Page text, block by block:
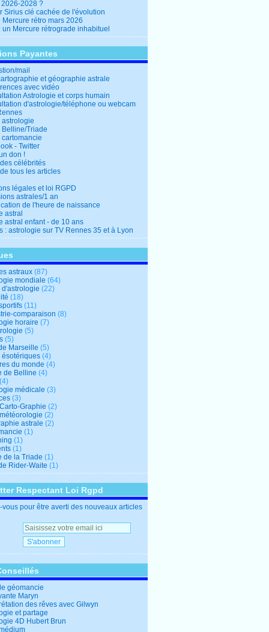
2026-2028 ?
Sirius clé cachée de l'évolution
Mercure rétro mars 2026
un Mercure rétrograde inhabituel
Payantes
mail
et géographie astrale
avec vidéo
Astrologie et corps humain
d'astrologie/téléphone ou webcam
astrologie
Belline/Triade
cartomancie
- Twitter
don !
célébrités
tous les articles
légales et loi RGPD
astrales/1 an
de l'heure de naissance
astral
astral enfant - de 10 ans
: astrologie sur TV Rennes 35 et à Lyon
astraux (87)
mondiale (64)
d'astrologie (22)
(18)
(11)
comparaison (8)
horaire (7)
(5)
(5)
Marseille (5)
ésotériques (4)
du monde (4)
de Belline (4)
médicale (3)
(3)
Graphie (2)
(2)
astrale (2)
(1)
(1)
(1)
de la Triade (1)
Rider-Waite (1)
Respectant Loi Rgpd
vous pour être averti des nouveaux articles
géomancie
Maryn
des rêves avec Gilwyn
et partage
4D Hubert Brun